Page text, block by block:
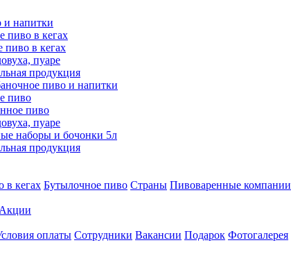
и напитки
пиво в кегах
пиво в кегах
пуаре
продукция
пиво и напитки
пиво
пиво
пуаре
наборы и бочонки 5л
продукция
в кегах Бутылочное пиво Страны Пивоваренные компании
Акции
оплаты Сотрудники Вакансии Подарок Фотогалерея